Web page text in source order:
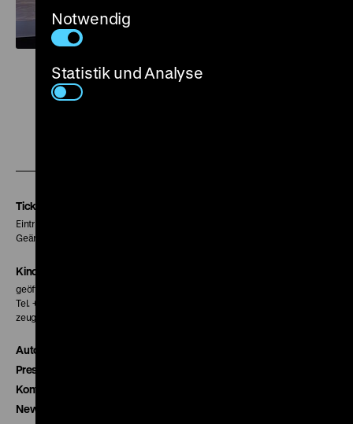
Tickets
Eintritt 5 €
Geänderte Preise sind im Programm vermerkt.
Kinokasse
geöffnet 30 Minuten vor Beginn der ersten Vorstellung
Tel. + 49 30 20304-770
zeughauskino@dhm.de
Autor*innen
Presse
Kontakt
Newsletter
Notwendig
Statistik und Analyse